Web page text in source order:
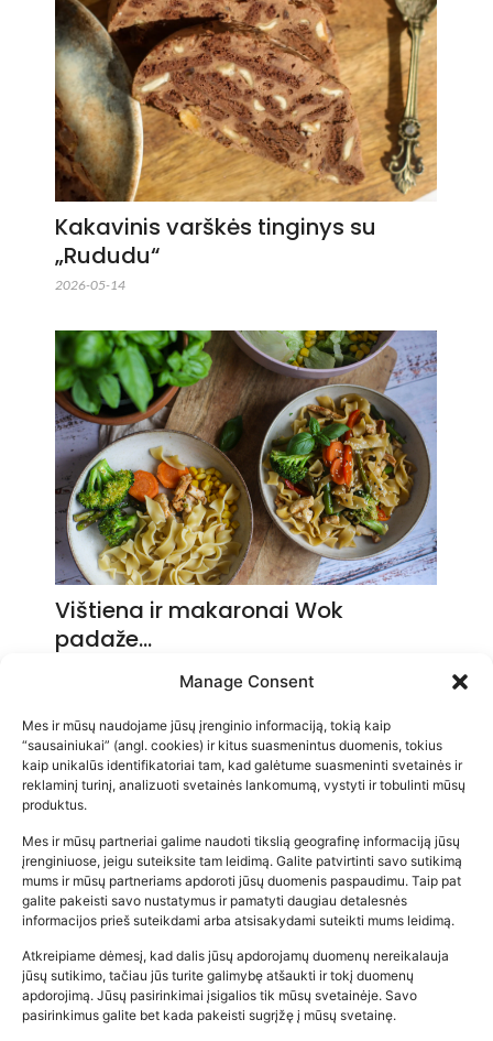
Manage Consent
Mes ir mūsų naudojame jūsų įrenginio informaciją, tokią kaip
“sausainiukai” (angl. cookies) ir kitus suasmenintus duomenis, tokius
kaip unikalūs identifikatoriai tam, kad galėtume suasmeninti svetainės ir
reklaminį turinį, analizuoti svetainės lankomumą, vystyti ir tobulinti mūsų
produktus.
Mes ir mūsų partneriai galime naudoti tikslią geografinę informaciją jūsų
įrenginiuose, jeigu suteiksite tam leidimą. Galite patvirtinti savo sutikimą
mums ir mūsų partneriams apdoroti jūsų duomenis paspaudimu. Taip pat
galite pakeisti savo nustatymus ir pamatyti daugiau detalesnės
informacijos prieš suteikdami arba atsisakydami suteikti mums leidimą.
Atkreipiame dėmesį, kad dalis jūsų apdorojamų duomenų nereikalauja
jūsų sutikimo, tačiau jūs turite galimybę atšaukti ir tokį duomenų
apdorojimą. Jūsų pasirinkimai įsigalios tik mūsų svetainėje. Savo
pasirinkimus galite bet kada pakeisti sugrįžę į mūsų svetainę.
Kakavinis varškės tinginys su
„Rududu“
2026-05-14
Vištiena ir makaronai Wok
padaže…
Populiariausios parduotuvės
kūdikių tyrelės –…
2026-02-22